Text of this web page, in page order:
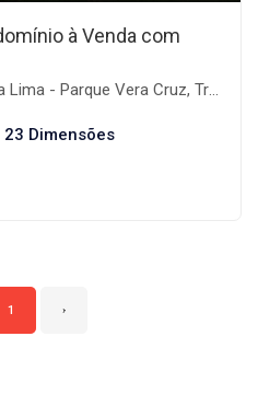
à Venda com
Parque Vera Cruz, Tremembé-SP
23 Dimensões
1 ›